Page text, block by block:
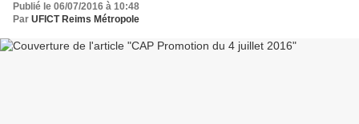
Publié le 06/07/2016 à 10:48
Par UFICT Reims Métropole